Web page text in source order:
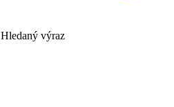
Hledaný výraz